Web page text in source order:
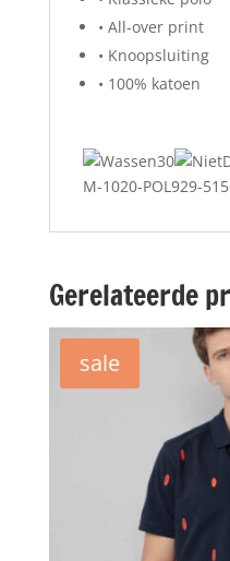
• All-over print
• Knoopsluiting
• 100% katoen
M-1020-POL929-
Gerelateerde
sale